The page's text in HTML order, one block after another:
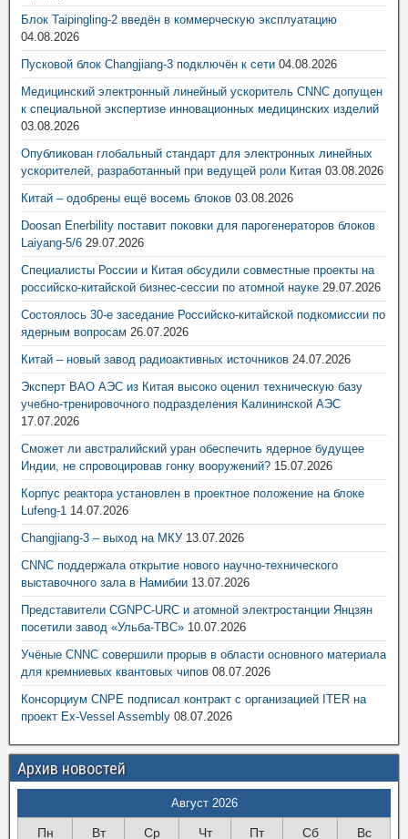
Блок Taipingling-2 введён в коммерческую эксплуатацию
04.08.2026
Пусковой блок Changjiang-3 подключён к сети 04.08.2026
Медицинский электронный линейный ускоритель CNNC допущен
к специальной экспертизе инновационных медицинских изделий
03.08.2026
Опубликован глобальный стандарт для электронных линейных
ускорителей, разработанный при ведущей роли Китая 03.08.2026
Китай – одобрены ещё восемь блоков 03.08.2026
Doosan Enerbility поставит поковки для парогенераторов блоков
Laiyang-5/6 29.07.2026
Специалисты России и Китая обсудили совместные проекты на
российско-китайской бизнес-сессии по атомной науке 29.07.2026
Состоялось 30-е заседание Российско-китайской подкомиссии по
ядерным вопросам 26.07.2026
Китай – новый завод радиоактивных источников 24.07.2026
Эксперт ВАО АЭС из Китая высоко оценил техническую базу
учебно-тренировочного подразделения Калининской АЭС
17.07.2026
Сможет ли австралийский уран обеспечить ядерное будущее
Индии, не спровоцировав гонку вооружений? 15.07.2026
Корпус реактора установлен в проектное положение на блоке
Lufeng-1 14.07.2026
Changjiang-3 – выход на МКУ 13.07.2026
CNNC поддержала открытие нового научно-технического
выставочного зала в Намибии 13.07.2026
Представители CGNPC-URC и атомной электростанции Янцзян
посетили завод «Ульба-ТВС» 10.07.2026
Учёные CNNC совершили прорыв в области основного материала
для кремниевых квантовых чипов 08.07.2026
Консорциум CNPE подписал контракт с организацией ITER на
проект Ex-Vessel Assembly 08.07.2026
Архив новостей
Август 2026
Пн Вт Ср Чт Пт Сб Вс